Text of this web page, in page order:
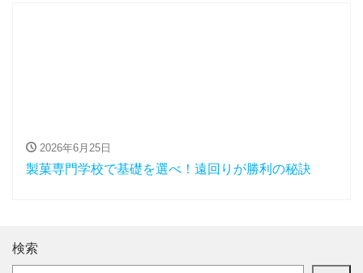
2026年6月25日
製菓専門学校で基礎を選べ！遠回りが勝利の秘訣
検索